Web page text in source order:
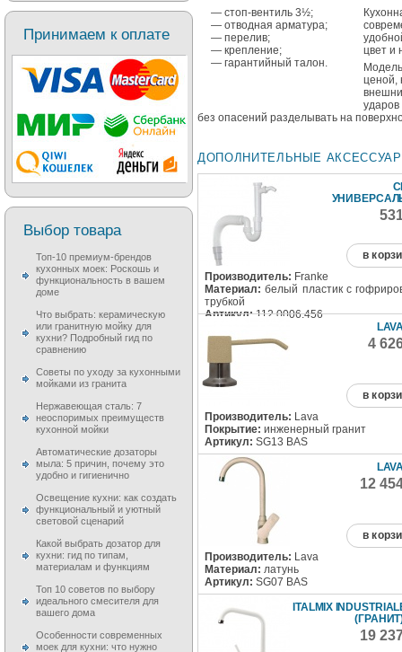
— стоп-вентиль 3½;
— отводная арматура;
— перелив;
— крепление;
— гарантийный талон.
цвет и
ценой,
ударов
без опасений разделывать на
ДОПОЛНИТЕЛЬНЫЕ
в
Производитель: Franke
Материал: белый пластик с
трубкой
Артикул:112.0006.456
4
в
Производитель: Lava
Покрытие: инженерный гранит
Артикул: SG13 BAS
12
в
Производитель: Lava
Материал: латунь
Артикул: SG07 BAS
ITALMIX
19
Принимаем к оплате
Выбор товара
Топ-10 премиум-брендов
кухонных моек: Роскошь и
функциональность в вашем
доме
Что выбрать: керамическую
или гранитную мойку для
кухни? Подробный гид по
сравнению
Советы по уходу за кухонными
мойками из гранита
Нержавеющая сталь: 7
неоспоримых преимуществ
кухонной мойки
Автоматические дозаторы
мыла: 5 причин, почему это
удобно и гигиенично
Освещение кухни: как создать
функциональный и уютный
световой сценарий
Какой выбрать дозатор для
кухни: гид по типам,
материалам и функциям
Топ 10 советов по выбору
идеального смесителя для
вашего дома
Особенности современных
моек для кухни: что нужно